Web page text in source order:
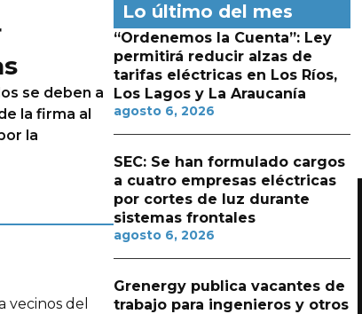
se deben a
la firma al
la
vecinos del
Lo último del mes
“Ordenemos la Cuenta”: Ley
permitirá reducir alzas de
tarifas eléctricas en Los Ríos,
Los Lagos y La Araucanía
agosto 6, 2026
SEC: Se han formulado cargos
a cuatro empresas eléctricas
por cortes de luz durante
sistemas frontales
agosto 6, 2026
Grenergy publica vacantes de
trabajo para ingenieros y otros